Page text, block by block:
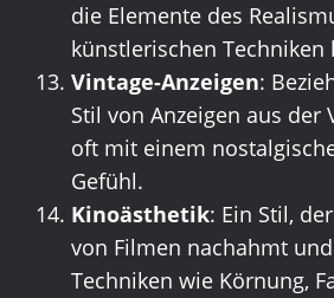
die Elemente des
künstlerischen
Vintage-Anzeigen:
Stil von Anzeigen aus der
oft mit einem
Gefühl.
Kinoästhetik: Ein Stil,
von Filmen nachahmt
Techniken wie Körnung,